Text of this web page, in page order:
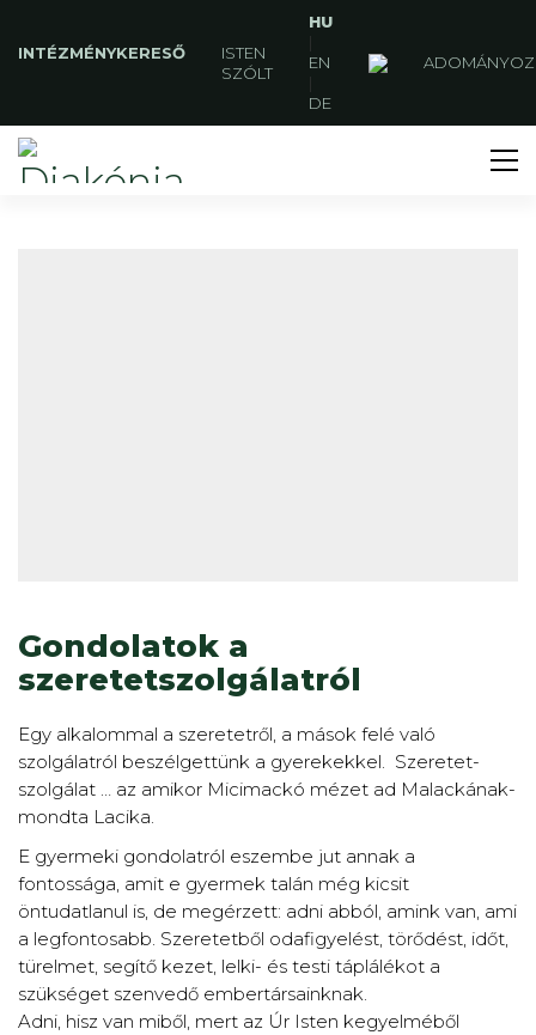
INTÉZMÉNYKERESŐ
ISTEN
SZÓLT
HU
|
EN
|
DE
Gondolatok a
szeretetszolgálatról
Egy alkalommal a szeretetről, a mások felé való
szolgálatról beszélgettünk a gyerekekkel. Szeretet-
szolgálat … az amikor Micimackó mézet ad Malackának-
mondta Lacika.
E gyermeki gondolatról eszembe jut annak a
fontossága, amit e gyermek talán még kicsit
öntudatlanul is, de megérzett: adni abból, amink van, ami
a legfontosabb. Szeretetből odafigyelést, törődést, időt,
türelmet, segítő kezet, lelki- és testi táplálékot a
szükséget szenvedő embertársainknak.
Adni, hisz van miből, mert az Úr Isten kegyelméből